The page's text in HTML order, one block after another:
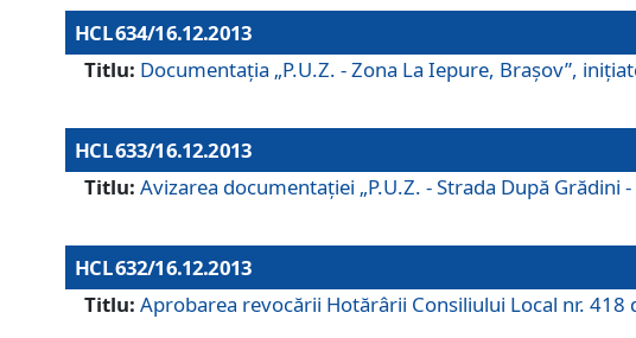
HCL 634/16.12.2013
Titlu: Documentaţia „P.U.Z. - Zona La Iepure, Braşov”,
HCL 633/16.12.2013
Titlu: Avizarea documentaţiei „P.U.Z. - Strada După
HCL 632/16.12.2013
Titlu: Aprobarea revocării Hotărârii Consiliului Local nr. 418